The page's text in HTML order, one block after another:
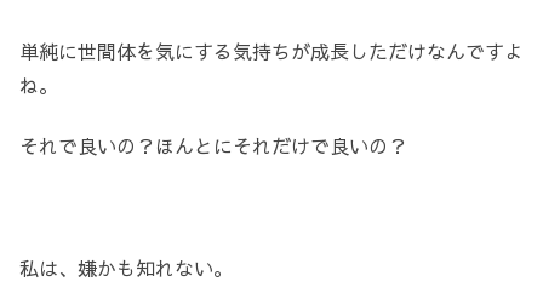
単純に世間体を気にする気持ちが成長しただけなんですよ
ね。
それで良いの？ほんとにそれだけで良いの？
私は、嫌かも知れない。